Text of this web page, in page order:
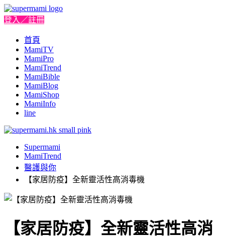
登入／註冊
首頁
MamiTV
MamiPro
MamiTrend
MamiBible
MamiBlog
MamiShop
MamiInfo
line
Supermami
MamiTrend
醫護與你
【家居防疫】全新靈活性高消毒機
【家居防疫】全新靈活性高消